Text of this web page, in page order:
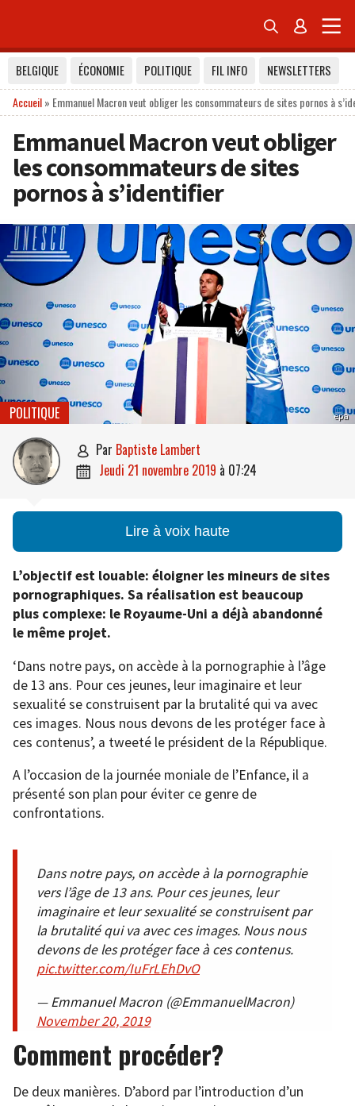
 
BELGIQUE ÉCONOMIE POLITIQUE FIL INFO
NEWSLETTERS
Accueil» Emmanuel Macron veut obliger les consommateurs de sites pornos à
Emmanuel Macron veut obliger
les consommateurs de sites
pornos à s’identifier
epa
POLITIQUE
 par Baptiste Lambert
 jeudi 21 novembre 2019 à 07:24
Lire à voix haute
L’objectif est louable: éloigner les mineurs de sites
pornographiques. Sa réalisation est beaucoup
plus complexe: le Royaume-Uni a déjà abandonné
le même projet.
‘Dans notre pays, on accède à la pornographie à l’âge
de 13 ans. Pour ces jeunes, leur imaginaire et leur
sexualité se construisent par la brutalité qui va avec
ces images. Nous nous devons de les protéger face à
ces contenus’, a tweeté le président de la République.
A l’occasion de la journée moniale de l’Enfance, il a
présenté son plan pour éviter ce genre de
confrontations.
Dans notre pays, on accède à la pornographie
vers l’âge de 13 ans. Pour ces jeunes, leur
imaginaire et leur sexualité se construisent par
la brutalité qui va avec ces images. Nous nous
devons de les protéger face à ces contenus.
pic.twitter.com/IuFrLEhDvO
— Emmanuel Macron (@EmmanuelMacron)
November 20, 2019
Comment procéder?
De deux manières. D’abord par l’introduction d’un